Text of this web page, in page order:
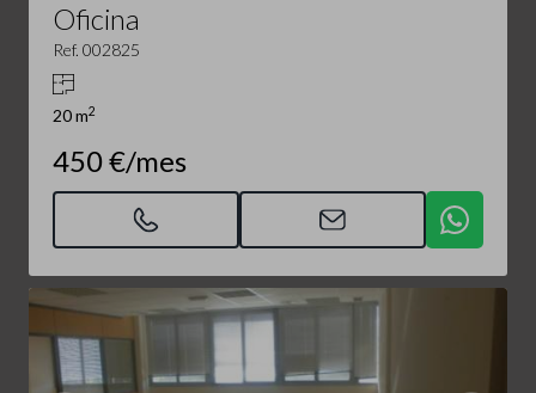
Oficina
Ref. 002825
20 m2
450 €/mes